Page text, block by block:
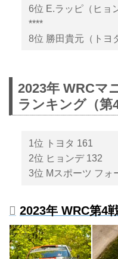
6位 E.ラッピ（ヒョ
****
8位 勝田貴元（トヨ
2023年 WRCマ
ランキング（第
1位 トヨタ 161
2位 ヒョンデ 132
3位 Mスポーツ フォ
2023年 WRC第4